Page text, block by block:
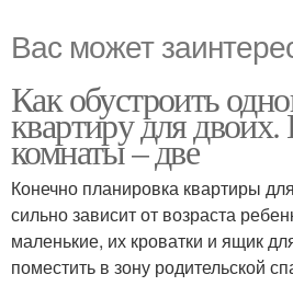
Вас может
Как обустроить
квартиру для
комнаты – две
Конечно планировка квартиры
сильно зависит от возраста
маленькие, их кроватки и ящик
поместить в зону родительской